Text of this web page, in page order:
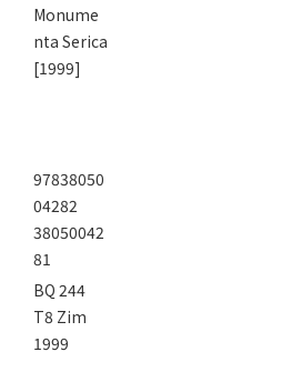
Monume
nta Serica
[1999]
97838050
04282
38050042
81
BQ 244
T8 Zim
1999